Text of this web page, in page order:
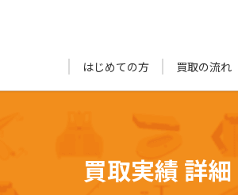
はじめての方 買取の流れ
買取実績 詳細